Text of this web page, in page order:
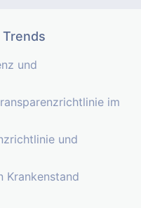
und
im
und
Krankenstand